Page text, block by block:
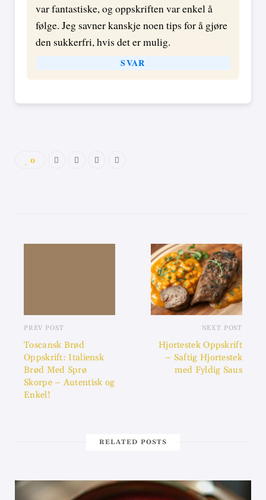
var fantastiske, og oppskriften var enkel å
følge. Jeg savner kanskje noen tips for å gjøre
den sukkerfri, hvis det er mulig.
SVAR
0
PREV POST
Toscansk Brød
Oppskrift: Italiensk
Brød Med Sprø
Skorpe – Autentisk og
Enkel!
NEXT POST
Hjortestek Oppskrift
– Saftig Hjortestek
med Fyldig Saus
RELATED POSTS